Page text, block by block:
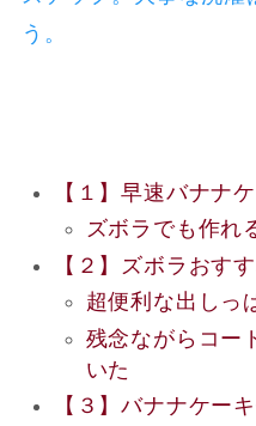
う。
【１】早速バナナ
ズボラでも作れ
【２】ズボラおす
超便利な出しっ
残念ながらコー
いた
【３】バナナケー